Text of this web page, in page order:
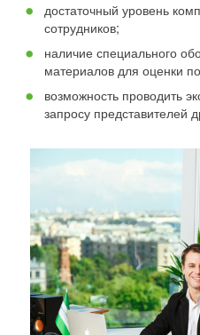
достаточный уровень
сотрудников;
наличие специального
материалов для оценки
возможность проводить
запросу представителей